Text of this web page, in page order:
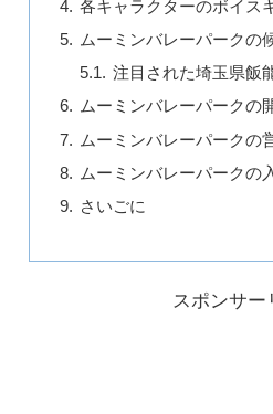
各キャラクターのボイス
ムーミンバレーパークの
注目された埼玉県飯
ムーミンバレーパークの
ムーミンバレーパークの
ムーミンバレーパークの
さいごに
スポンサー